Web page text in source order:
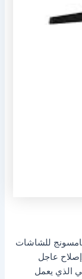
للشاشات
عاجل
الذي يعمل